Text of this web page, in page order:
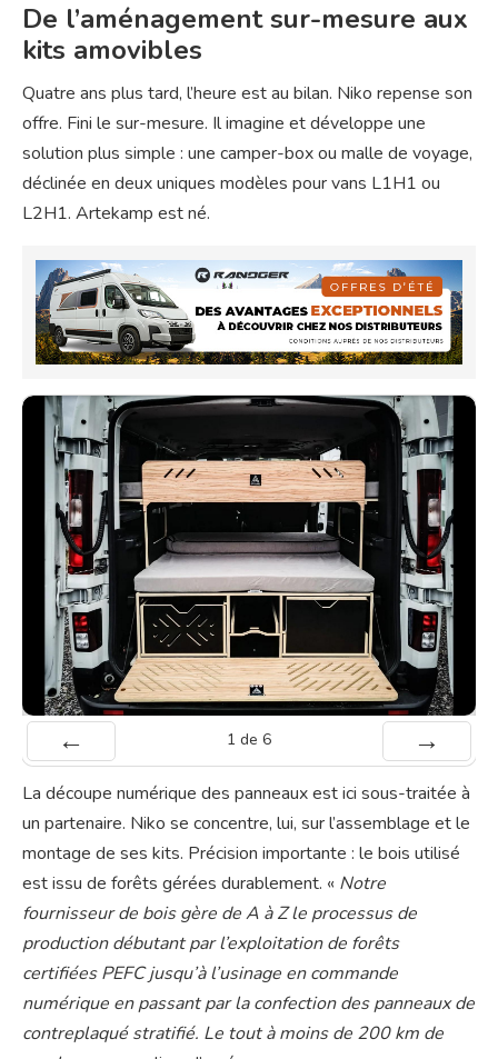
De l’aménagement sur-mesure aux
kits amovibles
Quatre ans plus tard, l’heure est au bilan. Niko repense son
offre. Fini le sur-mesure. Il imagine et développe une
solution plus simple : une camper-box ou malle de voyage,
déclinée en deux uniques modèles pour vans L1H1 ou
L2H1. Artekamp est né.
1 de 6
La découpe numérique des panneaux est ici sous-traitée à
un partenaire. Niko se concentre, lui, sur l’assemblage et le
montage de ses kits. Précision importante : le bois utilisé
est issu de forêts gérées durablement. « Notre
fournisseur de bois gère de A à Z le processus de
production débutant par l’exploitation de forêts
certifiées PEFC jusqu’à l’usinage en commande
numérique en passant par la confection des panneaux de
contreplaqué stratifié. Le tout à moins de 200 km de